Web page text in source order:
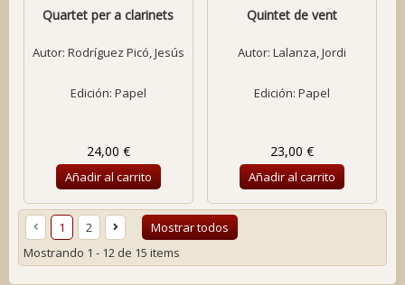
Quartet per a clarinets
Autor: Rodríguez Picó, Jesús
Edición: Papel
24,00 €
Añadir al carrito
Quintet de vent
Autor: Lalanza, Jordi
Edición: Papel
23,00 €
Añadir al carrito
Mostrar todos
1
2
Mostrando 1 - 12 de 15 items